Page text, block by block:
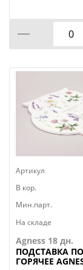
Артикул
В кор.
Мин.парт.
На складе
Agness 18 дн.
ПОДСТАВКА
ГОРЯЧЕЕ